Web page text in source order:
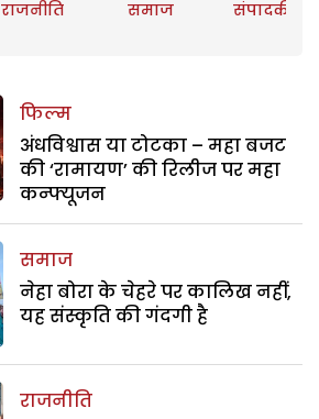
राजनीति समाज संपादकीय
फिल्म
अंधविश्वास या टोटका – महा बजट
की ‘रामायण’ की रिलीज पर महा
कन्फ्यूजन
समाज
नेहा बोरा के चेहरे पर कालिख नहीं,
यह संस्कृति की गंदगी है
राजनीति